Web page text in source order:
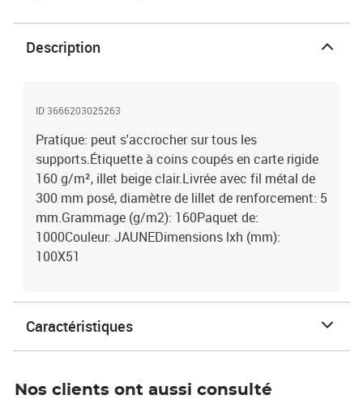
Description
ID 3666203025263
Pratique: peut s'accrocher sur tous les
supports.Étiquette à coins coupés en carte rigide
160 g/m², illet beige clair.Livrée avec fil métal de
300 mm posé, diamètre de lillet de renforcement: 5
mm.Grammage (g/m2): 160Paquet de:
1000Couleur: JAUNEDimensions lxh (mm):
100X51
Caractéristiques
Nos clients ont aussi consulté